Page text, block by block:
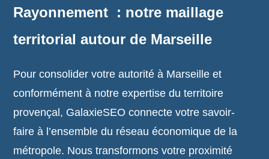
Rayonnement : notre maillage
territorial autour de Marseille
Pour consolider votre autorité à Marseille et
conformément à notre expertise du territoire
provençal, GalaxieSEO connecte votre savoir-
faire à l’ensemble du réseau économique de la
métropole. Nous transformons votre proximité